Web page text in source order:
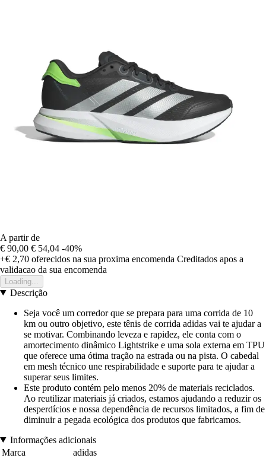
A partir de
€ 90,00 € 54,04 -40%
+€ 2,70 oferecidos na sua proxima encomenda Creditados apos a
validacao da sua encomenda
Loading...
Descrição
Seja você um corredor que se prepara para uma corrida de 10
km ou outro objetivo, este tênis de corrida adidas vai te ajudar a
se motivar. Combinando leveza e rapidez, ele conta com o
amortecimento dinâmico Lightstrike e uma sola externa em TPU
que oferece uma ótima tração na estrada ou na pista. O cabedal
em mesh técnico une respirabilidade e suporte para te ajudar a
superar seus limites.
Este produto contém pelo menos 20% de materiais reciclados.
Ao reutilizar materiais já criados, estamos ajudando a reduzir os
desperdícios e nossa dependência de recursos limitados, a fim de
diminuir a pegada ecológica dos produtos que fabricamos.
Informações adicionais
Marca
adidas